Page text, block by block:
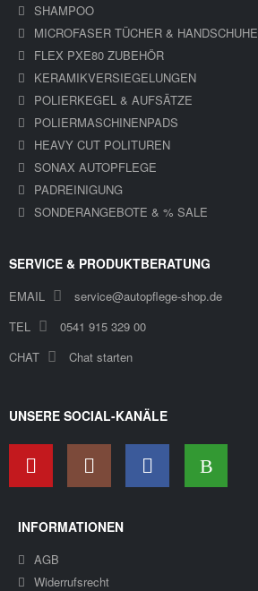
SHAMPOO
MICROFASER TÜCHER & HANDSCHUHE
FLEX PXE80 ZUBEHÖR
KERAMIKVERSIEGELUNGEN
POLIERKEGEL & AUFSÄTZE
POLIERMASCHINENPADS
HEAVY CUT POLITUREN
SONAX AUTOPFLEGE
PADREINIGUNG
SONDERANGEBOTE & % SALE
SERVICE & PRODUKTBERATUNG
EMAIL
service@autopflege-shop.de
TEL
0541 915 329 00
CHAT
Chat starten
UNSERE SOCIAL-KANÄLE
INFORMATIONEN
AGB
Widerrufsrecht